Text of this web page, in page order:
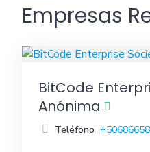
Empresas
BitCode
Anónima
Teléfono